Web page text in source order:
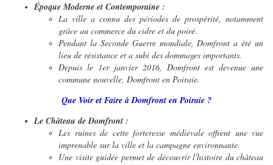
Époque Moderne et Contemporaine :
La ville a connu des périodes de prospérité, notamment
grâce au commerce du cidre et du poiré.
Pendant la Seconde Guerre mondiale, Domfront a été un
lieu de résistance et a subi des dommages importants.
Depuis le 1er janvier 2016, Domfront est devenue une
commune nouvelle, Domfront en Poiraie.
Que Voir et Faire à Domfront en Poiraie ?
Le Château de Domfront :
Les ruines de cette forteresse médiévale offrent une vue
imprenable sur la ville et la campagne environnante.
Une visite guidée permet de découvrir l'histoire du château